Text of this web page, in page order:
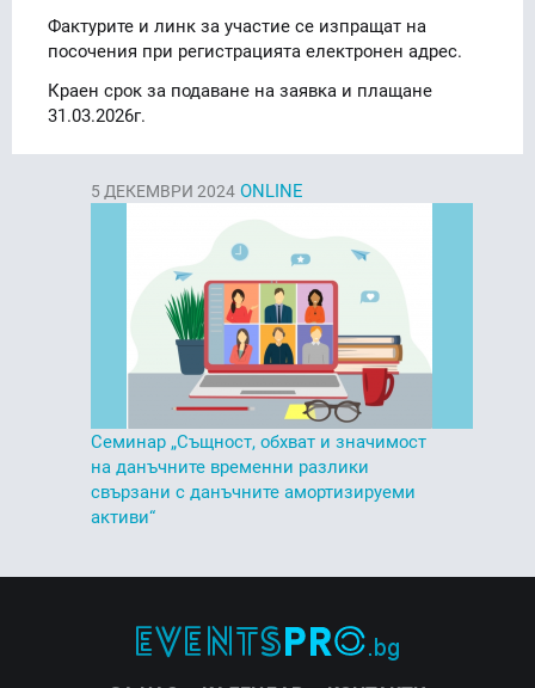
Фактурите и линк за участие се изпращат на
посочения при регистрацията електронен адрес.
Краен срок за подаване на заявка и плащане
31.03.2026г.
5 ДЕКЕМВРИ 2024 ONLINE
Семинар „Същност, обхват и значимост
на данъчните временни разлики
свързани с данъчните амортизируеми
активи“